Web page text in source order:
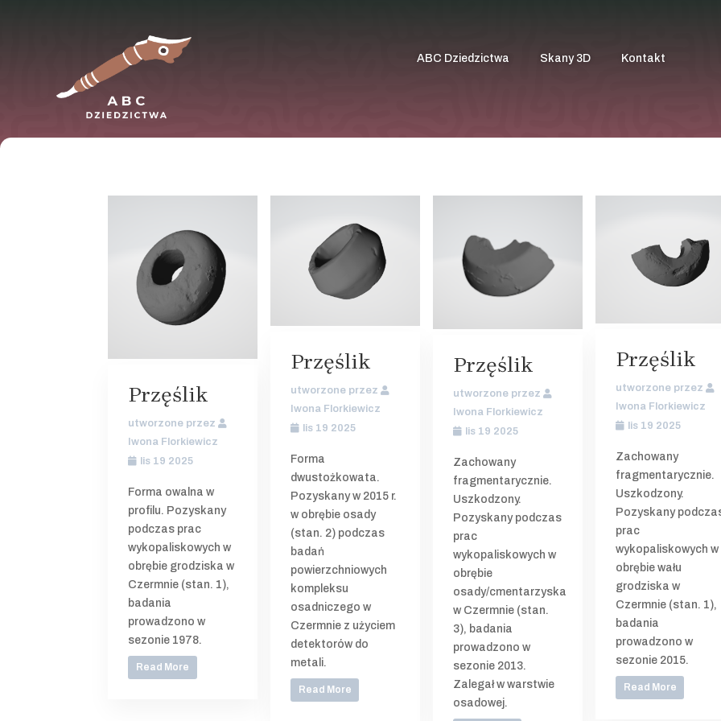
ABC Dziedzictwa Skany 3D Kontakt
Przęślik
utworzone przez
Iwona Florkiewicz
lis 19 2025
Forma owalna w
profilu. Pozyskany
podczas prac
wykopaliskowych w
obrębie grodziska w
Czermnie (stan. 1),
badania
prowadzono w
sezonie 1978.
Read More
Przęślik
utworzone przez
Iwona Florkiewicz
lis 19 2025
Forma
dwustożkowata.
Pozyskany w 2015 r.
w obrębie osady
(stan. 2) podczas
badań
powierzchniowych
kompleksu
osadniczego w
Czermnie z użyciem
detektorów do
metali.
Read More
Przęślik
utworzone przez
Iwona Florkiewicz
lis 19 2025
Zachowany
fragmentarycznie.
Uszkodzony.
Pozyskany podczas
prac
wykopaliskowych w
obrębie
osady/cmentarzyska
w Czermnie (stan.
3), badania
prowadzono w
sezonie 2013.
Zalegał w warstwie
osadowej.
Przęślik
utworzone przez
Iwona Florkiewicz
lis 19 2025
Zachowany
fragmentarycznie.
Uszkodzony.
Pozyskany
prac
wykopaliskowych w
obrębie wału
grodziska w
Czermnie (stan. 1),
badania
prowadzono w
sezonie 2015.
Read More